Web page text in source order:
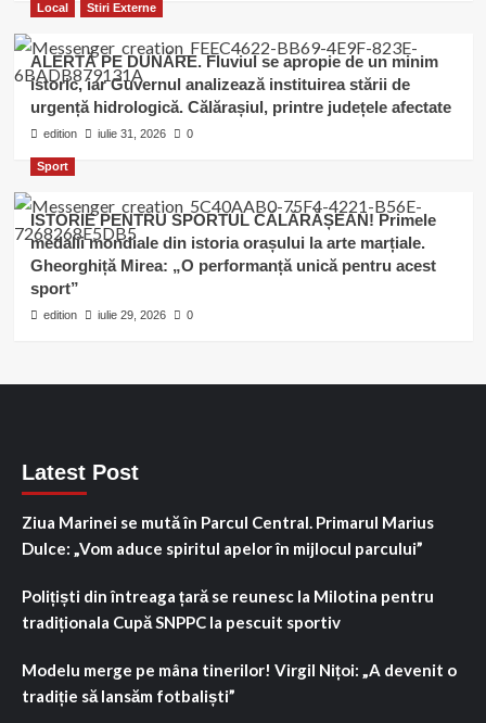
Local Stiri Externe
ALERTĂ PE DUNĂRE. Fluviul se apropie de un minim
istoric, iar Guvernul analizează instituirea stării de
urgență hidrologică. Călărașiul, printre județele afectate
edition iulie 31, 2026 0
Sport
ISTORIE PENTRU SPORTUL CĂLĂRĂȘEAN! Primele
medalii mondiale din istoria orașului la arte marțiale.
Gheorghiță Mirea: „O performanță unică pentru acest
sport”
edition iulie 29, 2026 0
Latest Post
Ziua Marinei se mută în Parcul Central. Primarul Marius
Dulce: „Vom aduce spiritul apelor în mijlocul parcului”
Polițiști din întreaga țară se reunesc la Milotina pentru
tradiționala Cupă SNPPC la pescuit sportiv
Modelu merge pe mâna tinerilor! Virgil Nițoi: „A devenit o
tradiție să lansăm fotbaliști”